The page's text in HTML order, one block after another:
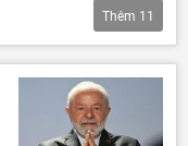
Thêm 11